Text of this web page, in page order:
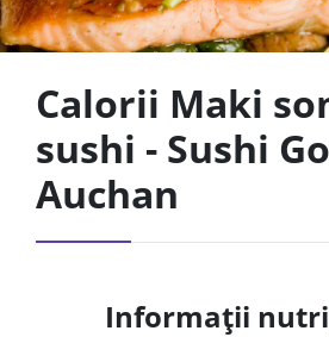
Calorii Maki
sushi - Sushi
Auchan
Informații